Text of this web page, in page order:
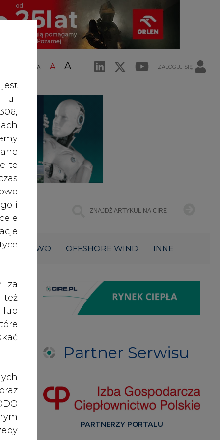
A A A ZALOGUJ SIĘ
OFFSHORE WIND INNE
ul.
te
i
za
też
lub
Partner Serwisu
PARTNERZY PORTALU